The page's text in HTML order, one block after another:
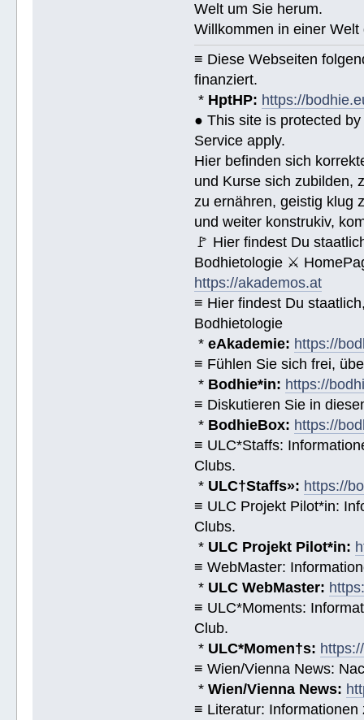
Welt um Sie herum.
Willkommen in einer
≡ Diese Webseiten
finanziert.
* HptHP: https://
● This site is protected
Service apply.
Hier befinden sich
und Kurse sich zubilden,
zu ernähren, geistig klug
und weiter konstrukiv,
🚩 Hier findest Du
Bodhietologie ⚔
https://akademos.at
≡ Hier findest Du
Bodhietologie
*eAkademie: https://
≡ Fühlen Sie sich frei,
* Bodhie*in: https://
≡ Diskutieren Sie in
* BodhieBox: https://
≡ ULC*Staffs:
Clubs.
* ULC†Staffs»: https://
≡ ULC Projekt Pilot*in:
Clubs.
* ULC Projekt Pilot*in:
≡ WebMaster:
* ULC WebMaster:
≡ ULC*Moments:
Club.
* ULC*Momen†s:
≡ Wien/Vienna News:
*Wien/Vienna News:
≡ Literatur: